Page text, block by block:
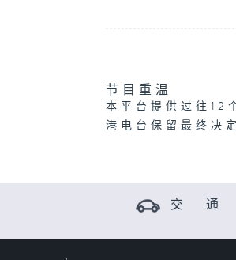
节目重温
本平台提供过往12
港电台保留最终决
交 通